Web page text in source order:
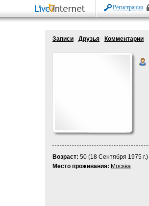
Регистрация
Записи Друзья Комментарии
Возраст: 50 (18 Сентября 1975 г.)
Место проживания: Москва